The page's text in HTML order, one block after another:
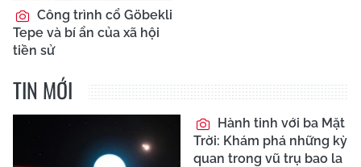
Công trình cổ Göbekli
Tepe và bí ẩn của xã hội
tiền sử
TIN MỚI
Hành tinh với ba Mặt
Trời: Khám phá những kỳ
quan trong vũ trụ bao la